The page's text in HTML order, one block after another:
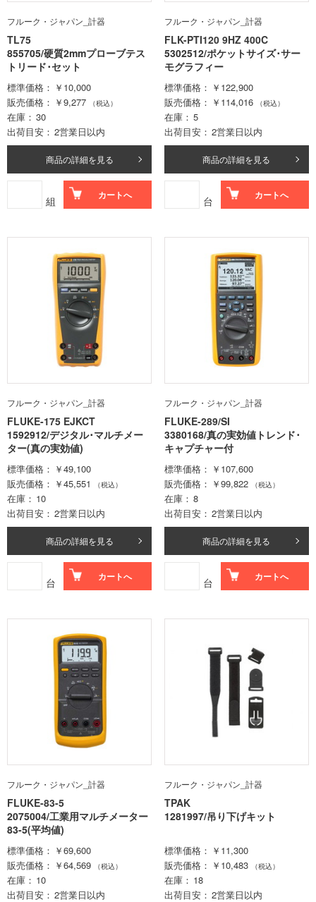
フルーク・ジャパン_計器
TL75
855705/硬質2mmプローブテス
トリード･セット
標準価格
￥10,000
販売価格
￥9,277 （税込）
在庫
30
出荷目安
2営業日以内
商品の詳細を見る
組 カートへ
フルーク・ジャパン_計器
FLK-PTI120 9HZ 400C
5302512/ポケットサイズ･サー
モグラフィー
標準価格
￥122,900
販売価格
￥114,016 （税込）
在庫
5
出荷目安
2営業日以内
商品の詳細を見る
台 カートへ
フルーク・ジャパン_計器
FLUKE-175 EJKCT
1592912/デジタル･マルチメー
ター(真の実効値)
標準価格
￥49,100
販売価格
￥45,551 （税込）
在庫
10
出荷目安
2営業日以内
商品の詳細を見る
台 カートへ
フルーク・ジャパン_計器
FLUKE-289/SI
3380168/真の実効値トレンド･
キャプチャー付
標準価格
￥107,600
販売価格
￥99,822 （税込）
在庫
8
出荷目安
2営業日以内
商品の詳細を見る
台 カートへ
フルーク・ジャパン_計器
FLUKE-83-5
2075004/工業用マルチメーター
83-5(平均値)
標準価格
￥69,600
販売価格
￥64,569 （税込）
在庫
10
出荷目安
2営業日以内
フルーク・ジャパン_計器
TPAK
1281997/吊り下げキット
標準価格
￥11,300
販売価格
￥10,483 （税込）
在庫
18
出荷目安
2営業日以内